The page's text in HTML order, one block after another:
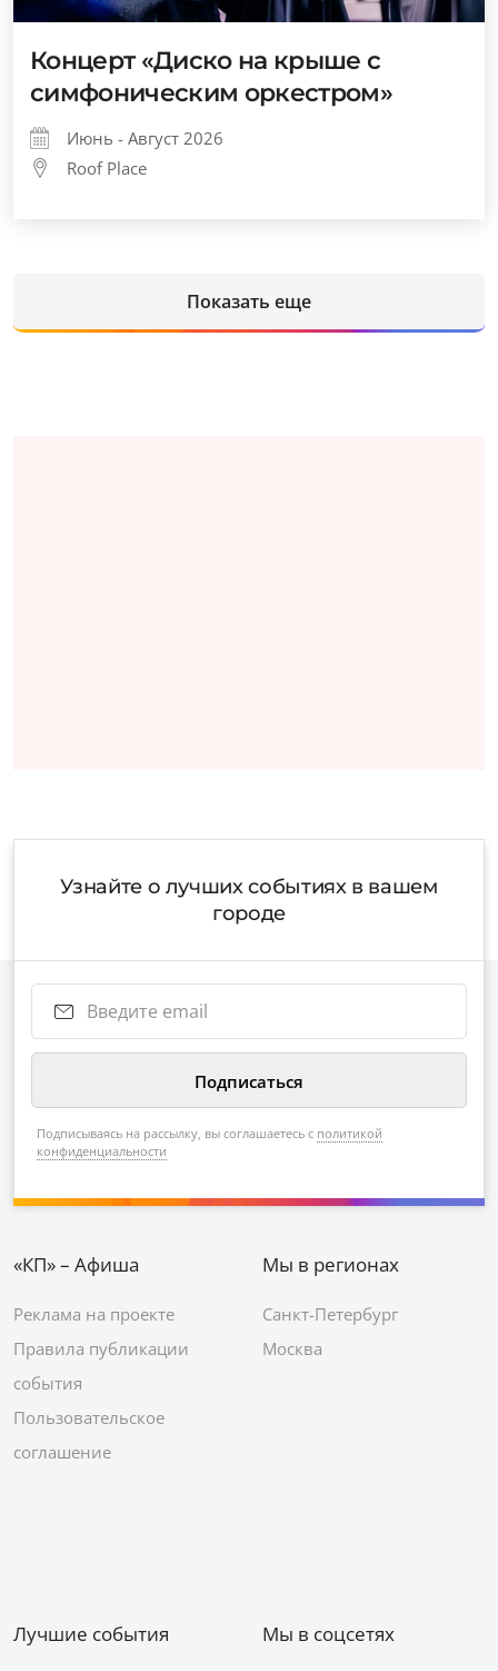
Концерт «Диско на крыше с
симфоническим оркестром»
Июнь - Август 2026
Roof Place
Показать еще
Узнайте о лучших событиях в вашем
городе
Подписываясь на рассылку, вы соглашаетесь с политикой
конфиденциальности
«КП» – Афиша
Реклама на проекте
Правила публикации
события
Пользовательское
соглашение
Мы в регионах
Санкт-Петербург
Москва
Лучшие события Мы в соцсетях